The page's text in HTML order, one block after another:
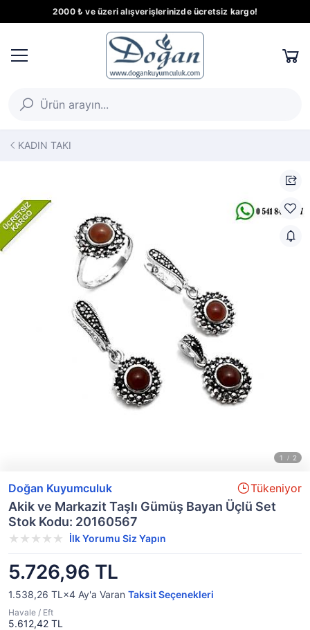
2000 ₺ ve üzeri alışverişlerinizde ücretsiz kargo!
KADIN TAKI
Doğan Kuyumculuk Tükeniyor
Akik ve Markazit Taşlı Gümüş Bayan Üçlü Set
Stok Kodu: 20160567
İlk Yorumu Siz Yapın
5.726,96 TL
1.538,26 TL×4 Ay'a Varan Taksit Seçenekleri
Havale / Eft
5.612,42 TL